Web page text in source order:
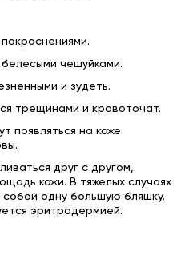
чешуйками.
и зудеть.
трещинами и кровоточат.
появляться на коже
друг с другом,
кожи. В тяжелых случаях
собой одну большую бляшку.
эритродермией.